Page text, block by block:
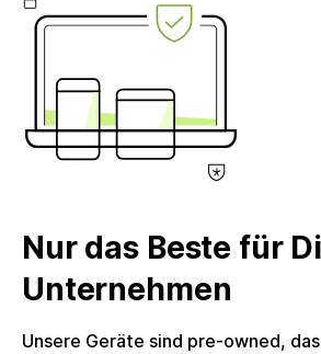
Out, Gewicht: 7400 g, EAN:
Herstellerartikelnummer: 210-
enthalten. Das Produkt wird in einer
Alternativverpackung
Rechnung wird mit voller
Umsatzsteuer erstellt, welche
Nur das Beste für
Unternehmen
Unsere Geräte sind pre-owned,